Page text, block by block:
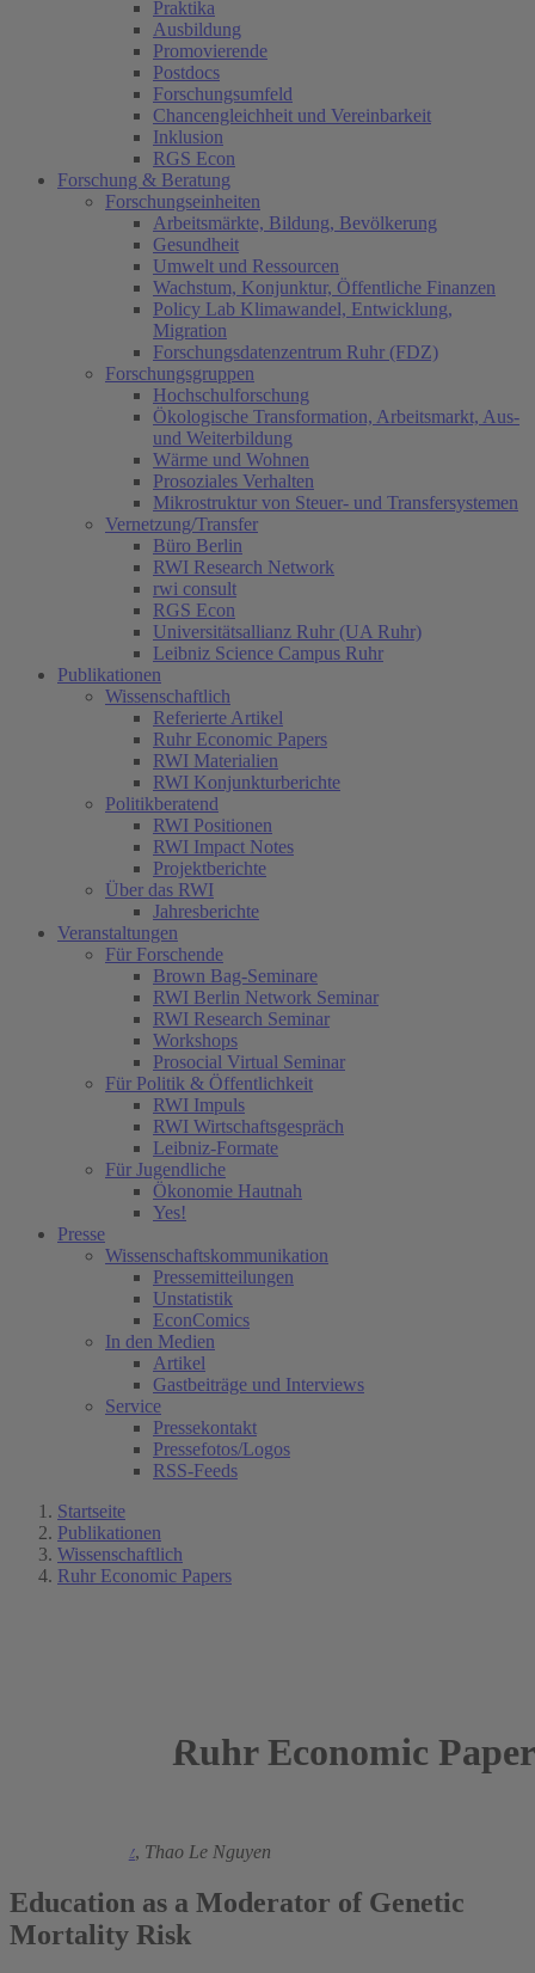
Praktika
Ausbildung
Promovierende
Postdocs
Forschungsumfeld
Chancengleichheit und Vereinbarkeit
Inklusion
RGS Econ
Forschung & Beratung
Forschungseinheiten
Arbeitsmärkte, Bildung, Bevölkerung
Gesundheit
Umwelt und Ressourcen
Wachstum, Konjunktur, Öffentliche Finanzen
Policy Lab Klimawandel, Entwicklung,
Migration
Forschungsdatenzentrum Ruhr (FDZ)
Forschungsgruppen
Hochschulforschung
Ökologische Transformation, Arbeitsmarkt, Aus-
und Weiterbildung
Wärme und Wohnen
Prosoziales Verhalten
Mikrostruktur von Steuer- und Transfersystemen
Vernetzung/Transfer
Büro Berlin
RWI Research Network
rwi consult
RGS Econ
Universitätsallianz Ruhr (UA Ruhr)
Leibniz Science Campus Ruhr
Publikationen
Wissenschaftlich
Referierte Artikel
Ruhr Economic Papers
RWI Materialien
RWI Konjunkturberichte
Politikberatend
RWI Positionen
RWI Impact Notes
Projektberichte
Über das RWI
Jahresberichte
Veranstaltungen
Für Forschende
Brown Bag-Seminare
RWI Berlin Network Seminar
RWI Research Seminar
Workshops
Prosocial Virtual Seminar
Für Politik & Öffentlichkeit
RWI Impuls
RWI Wirtschaftsgespräch
Leibniz-Formate
Für Jugendliche
Ökonomie Hautnah
Yes!
Presse
Wissenschaftskommunikation
Pressemitteilungen
Unstatistik
EconComics
In den Medien
Artikel
Gastbeiträge und Interviews
Service
Pressekontakt
Pressefotos/Logos
RSS-Feeds
Startseite
Publikationen
Wissenschaftlich
Ruhr Economic Papers
Ruhr Economic
Hendrik Schmitz, Thao Le Nguyen
Education as a Moderator of Genetic
Mortality Risk